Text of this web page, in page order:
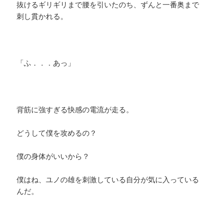
抜けるギリギリまで腰を引いたのち、ずんと一番奥まで
刺し貫かれる。
「ふ．．．あっ」
背筋に強すぎる快感の電流が走る。
どうして僕を攻めるの？
僕の身体がいいから？
僕はね、ユノの雄を刺激している自分が気に入っている
んだ。